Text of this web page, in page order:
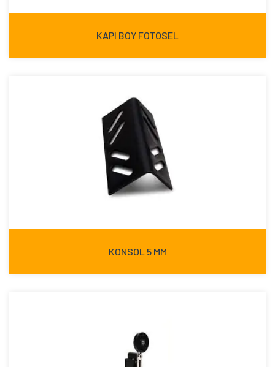
KAPI BOY FOTOSEL
KONSOL 5 MM